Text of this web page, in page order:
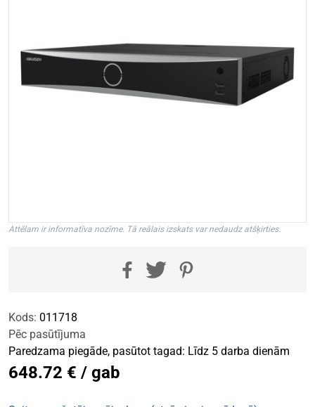
Attēlam ir informatīva nozīme. Tā reālais izskats var nedaudz atšķirties.
Kods: 011718
Pēc pasūtījuma
Paredzama piegāde, pasūtot tagad: Līdz 5 darba dienām
648.72 € / gab